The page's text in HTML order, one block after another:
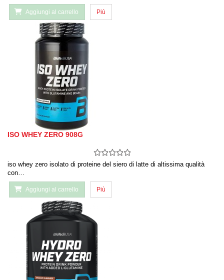
Aggiungi al carrello Più
ISO WHEY ZERO 908G
iso whey zero isolato di proteine del siero di latte di altissima qualità
con…
Aggiungi al carrello Più